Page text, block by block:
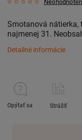
Smotanová nátierka,
najmenej 31.
Detailné informácie
Opýtať sa Strážiť